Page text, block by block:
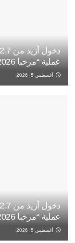
عملية “مرحبا 2026”
أغسطس 5, 2026
عملية “مرحبا 2026”
أغسطس 5, 2026